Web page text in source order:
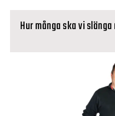
Hur många ska vi